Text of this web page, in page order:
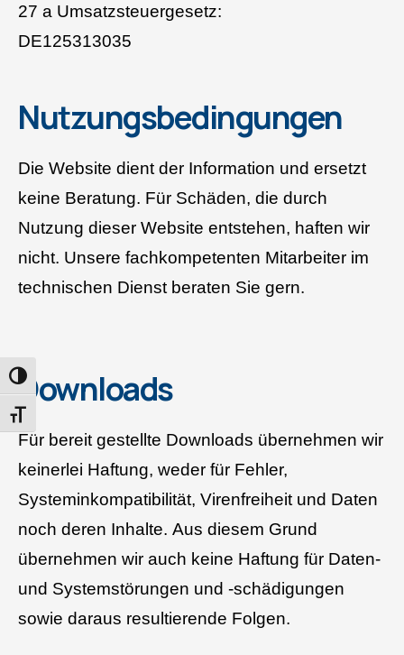
UMSCHALTEN AUF HOHE KONTRASTE
SCHRIFT VERGRÖSSERN
27 a Umsatzsteuergesetz:
DE125313035
Nutzungsbedingungen
Die Website dient der Information und ersetzt
keine Beratung. Für Schäden, die durch
Nutzung dieser Website entstehen, haften wir
nicht. Unsere fachkompetenten Mitarbeiter im
technischen Dienst beraten Sie gern.
Downloads
Für bereit gestellte Downloads übernehmen wir
keinerlei Haftung, weder für Fehler,
Systeminkompatibilität, Virenfreiheit und Daten
noch deren Inhalte. Aus diesem Grund
übernehmen wir auch keine Haftung für Daten-
und Systemstörungen und -schädigungen
sowie daraus resultierende Folgen.